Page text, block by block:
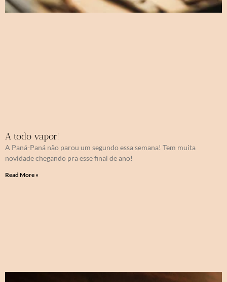
A todo vapor!
A Paná-Paná não parou um segundo essa semana! Tem muita
novidade chegando pra esse final de ano!
Read More »